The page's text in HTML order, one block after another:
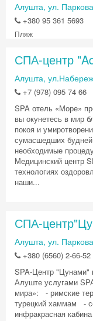
Алушта, ул.
+380 95 361 5693
Пляж
СПА-центр
Алушта,
+7 (978) 095 74 66
SPA отель «Море»
вы окунетесь в мир
покоя и
сумасшедших
необходимые
Медицинский центр
технологиях
наши...
СПА-
Алушта, ул.
+380 (6560) 2-66-52
SPA-Центр "Цунами"
Алуште услугами
мира»: - римские
турецкий хаммам -
инфракрасная кабина